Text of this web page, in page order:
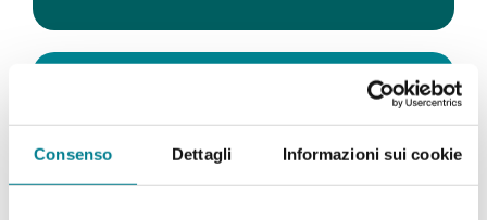
Consenso Dettagli Informazioni sui cookie